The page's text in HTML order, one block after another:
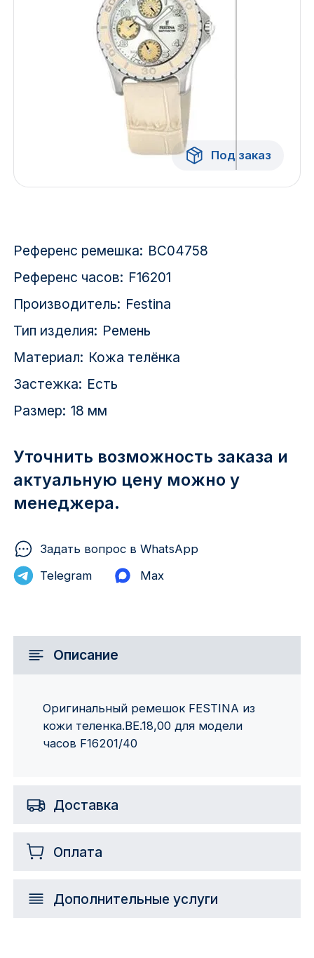
Волгоград
2717 км
2-я Смирновка
3-й Участок
52127 городок
Под заказ
Референс ремешка: BC04758
Референс часов: F16201
Производитель: Festina
Тип изделия: Ремень
Материал: Кожа телёнка
Застежка: Есть
Размер: 18 мм
Уточнить возможность заказа и
актуальную цену можно у
менеджера.
Задать вопрос в WhatsApp
Telegram
Max
Описание
Оригинальный ремешок FESTINA из
кожи теленка.BE.18,00 для модели
часов F16201/40
Доставка
Оплата
Дополнительные услуги